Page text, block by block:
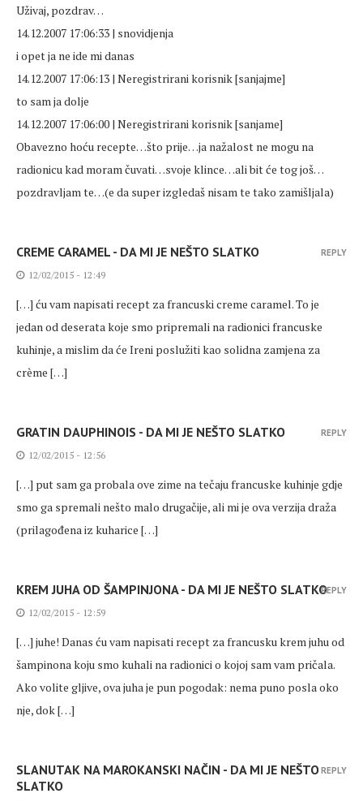
Uživaj, pozdrav…
14.12.2007 17:06:33 | snovidjenja
i opet ja ne ide mi danas
14.12.2007 17:06:13 | Neregistrirani korisnik [sanjajme]
to sam ja dolje
14.12.2007 17:06:00 | Neregistrirani korisnik [sanjame]
Obavezno hoću recepte…što prije…ja nažalost ne mogu na
radionicu kad moram čuvati…svoje klince…ali bit će tog još…
pozdravljam te…(e da super izgledaš nisam te tako zamišljala)
CREME CARAMEL - DA MI JE NEŠTO SLATKO
12/02/2015 - 12:49
[…] ću vam napisati recept za francuski creme caramel. To je
jedan od deserata koje smo pripremali na radionici francuske
kuhinje, a mislim da će Ireni poslužiti kao solidna zamjena za
crème […]
REPLY
GRATIN DAUPHINOIS - DA MI JE NEŠTO SLATKO
12/02/2015 - 12:56
[…] put sam ga probala ove zime na tečaju francuske kuhinje gdje
smo ga spremali nešto malo drugačije, ali mi je ova verzija draža
(prilagođena iz kuharice […]
REPLY
KREM JUHA OD ŠAMPINJONA - DA MI JE NEŠTO SLATKO
12/02/2015 - 12:59
[…] juhe! Danas ću vam napisati recept za francusku krem juhu od
šampinona koju smo kuhali na radionici o kojoj sam vam pričala.
Ako volite gljive, ova juha je pun pogodak: nema puno posla oko
nje, dok […]
REPLY
SLANUTAK NA MAROKANSKI NAČIN - DA MI JE NEŠTO
SLATKO
REPLY